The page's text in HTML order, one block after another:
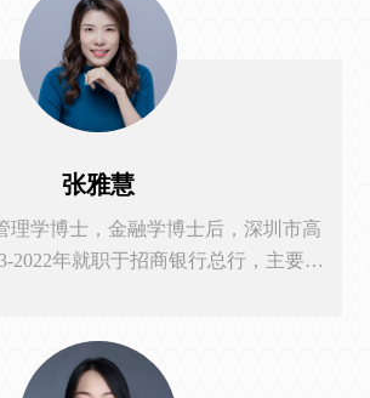
拥有丰富的企业咨询及交易经验。本
尼亚大学取得双学位，分别在文理学
治、经济和在沃顿商学院主修金融、
息管理。研究兴趣包括信息在资本市
在香港中文大学商学院任职多年，在
张雅慧
理学博士，金融学博士后，深圳市高
2022年就职于招商银行总行，主要从
行的投行及金融市场业务的发展脉络
管趋势有较为深入的认识。